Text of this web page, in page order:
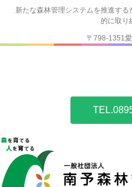
新たな森林管理システムを推進する
的に取り
〒798-1351